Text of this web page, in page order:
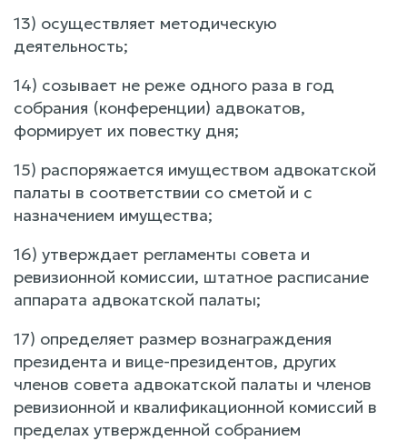
13) осуществляет методическую
деятельность;
14) созывает не реже одного раза в год
собрания (конференции) адвокатов,
формирует их повестку дня;
15) распоряжается имуществом адвокатской
палаты в соответствии со сметой и с
назначением имущества;
16) утверждает регламенты совета и
ревизионной комиссии, штатное расписание
аппарата адвокатской палаты;
17) определяет размер вознаграждения
президента и вице-президентов, других
членов совета адвокатской палаты и членов
ревизионной и квалификационной комиссий в
пределах утвержденной собранием